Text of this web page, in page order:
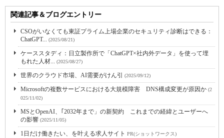
関連記事＆ブログエントリー
CSOがいなくても東証プライム上場企業のセキュリティ診断はできる：
ChatGPT... (2025/08/21)
ケーススタディ：日立製作所で「ChatGPT×社内外データ」を使って埋
もれた人材... (2025/08/27)
世界のクラウド市場、AI需要がけん引 (2025/09/12)
Microsoftの複数サービスにおける大規模障害 DNS構成変更が原因か (2
025/11/02)
MSとOpenAI、｢2032年まで」の新契約 これまでの経緯とユーザーへ
の影響 (2025/11/05)
1日だけ働きたい、を叶える求人サイト PR(ショットワークス)